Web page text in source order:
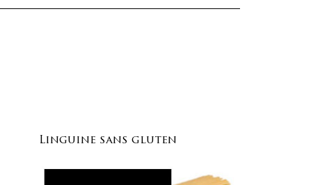
Linguine sans gluten